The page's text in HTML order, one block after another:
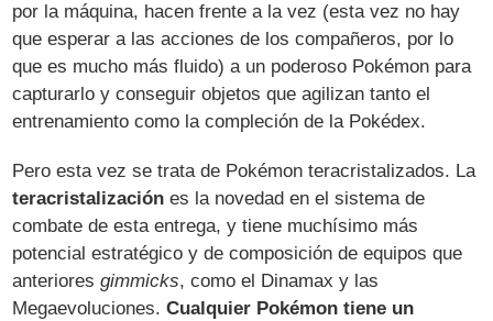
por la máquina, hacen frente a la vez (esta vez no hay
que esperar a las acciones de los compañeros, por lo
que es mucho más fluido) a un poderoso Pokémon para
capturarlo y conseguir objetos que agilizan tanto el
entrenamiento como la compleción de la Pokédex.
Pero esta vez se trata de Pokémon teracristalizados. La
teracristalización es la novedad en el sistema de
combate de esta entrega, y tiene muchísimo más
potencial estratégico y de composición de equipos que
anterioresgimmicks, como el Dinamax y las
Megaevoluciones.Cualquier Pokémon tiene un